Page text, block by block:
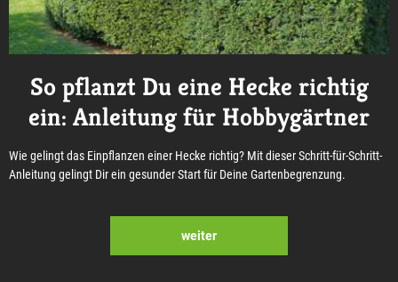
So pflanzt Du eine Hecke richtig
ein: Anleitung für Hobbygärtner
Wie gelingt das Einpflanzen einer Hecke richtig? Mit dieser Schritt-für-Schritt-
Anleitung gelingt Dir ein gesunder Start für Deine Gartenbegrenzung.
weiter